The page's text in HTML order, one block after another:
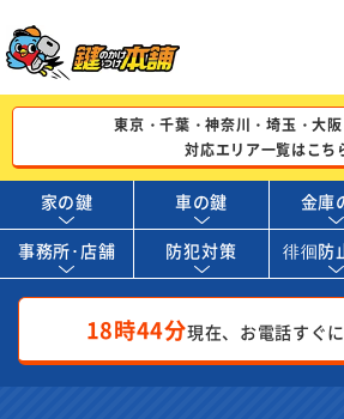
東京・千葉・神奈川・埼玉・大
対応エリア一覧はこち
家の鍵 車の鍵 金庫
事務所･店舗 防犯対策 徘徊防
18時44分現在、お電話すぐ